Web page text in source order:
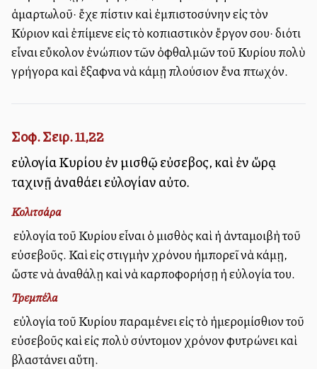
ἁμαρτωλοῦ· ἔχε πίστιν καὶ ἐμπιστοσύνην εἰς τὸν
Κύριον καὶ ἐπίμενε εἰς τὸ κοπιαστικὸν ἔργον σου· διότι
εἶναι εὔκολον ἐνώπιον τῶν ὀφθαλμῶν τοῦ Κυρίου πολὺ
γρήγορα καὶ ἔξαφνα νὰ κάμῃ πλούσιον ἕνα πτωχόν.
Σοφ. Σειρ. 11,22
εὐλογία Κυρίου ἐν μισθῷ εὐσεβοῦς, καὶ ἐν ὥρᾳ
ταχινῇ ἀναθάλλει εὐλογίαν αὐτοῦ.
Κολιτσάρα
Ἡ εὐλογία τοῦ Κυρίου εἶναι ὁ μισθὸς καὶ ἡ ἀνταμοιβὴ τοῦ
εὐσεβοῦς. Καὶ εἰς στιγμὴν χρόνου ἠμπορεῖ νὰ κάμῃ,
ὥστε νὰ ἀναθάλῃ καὶ νὰ καρποφορήσῃ ἡ εὐλογία του.
Τρεμπέλα
Ἡ εὐλογία τοῦ Κυρίου παραμένει εἰς τὸ ἡμερομίσθιον τοῦ
εὐσεβοῦς καὶ εἰς πολὺ σύντομον χρόνον φυτρώνει καὶ
βλαστάνει αὕτη.